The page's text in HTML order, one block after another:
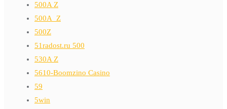
500A Z
500A_Z
500Z
51radost.ru 500
530A Z
5610-Boomzino Casino
59
5win